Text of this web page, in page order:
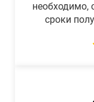
необходимо,
сроки